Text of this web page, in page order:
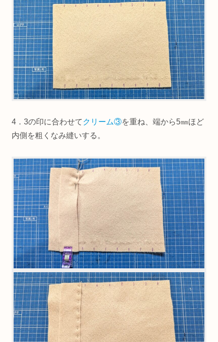
4．3の印に合わせて クリーム③を重ね、端から5㎜ほど
内側を粗くなみ縫いする。